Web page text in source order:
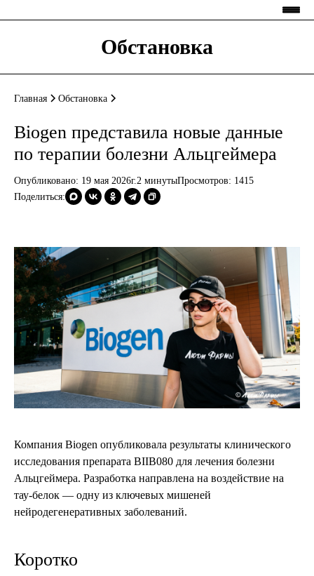
Обстановка
Главная Обстановка
Biogen представила новые данные
по терапии болезни Альцгеймера
Опубликовано: 19 мая 2026г.2 минутыПросмотров: 1415
Поделиться:
Компания Biogen опубликовала результаты клинического
исследования препарата BIIB080 для лечения болезни
Альцгеймера. Разработка направлена на воздействие на
тау-белок — одну из ключевых мишеней
нейродегенеративных заболеваний.
Коротко